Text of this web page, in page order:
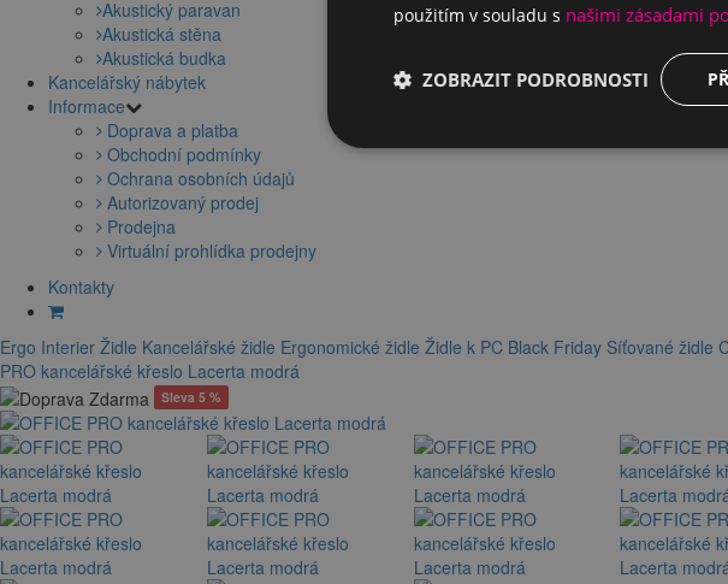
Akustický paravan
Akustická stěna
Akustická budka
Kancelářský nábytek
Informace
Doprava a platba
Obchodní podmínky
Ochrana osobních údajů
Autorizovaný prodej
Prodejna
Virtuální prohlídka prodejny
Kontakty
Ergo Interier Židle Kancelářské židle Ergonomické židle Židle k PC Black Friday Síťované židle
PRO kancelářské křeslo Lacerta modrá
Sleva 5 %
použitím v souladu s našimi zásadami
ZOBRAZIT PODROBNOSTI